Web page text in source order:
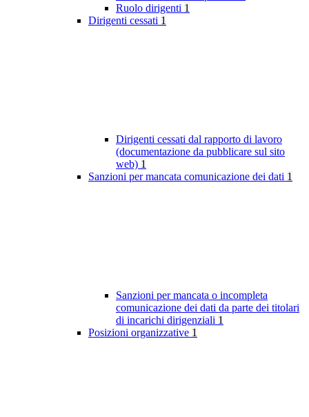
Ruolo dirigenti 1
Dirigenti cessati 1
Dirigenti cessati dal rapporto di lavoro
(documentazione da pubblicare sul sito
web) 1
Sanzioni per mancata comunicazione dei dati 1
Sanzioni per mancata o incompleta
comunicazione dei dati da parte dei titolari
di incarichi dirigenziali 1
Posizioni organizzative 1